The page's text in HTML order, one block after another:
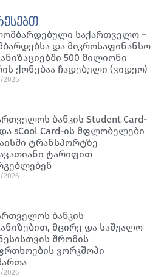
საქართველო –
და მიკროსაფინანსო
500 მილიონი
ქონებაა ჩადებული (ვიდეო)
2026
ბანკის Student Card-
sCool Card-ის მფლობელები
ტრანსპორტზე
ტარიფით
2026
ბანკის
მცირე და საშუალო
შრომის
ვორკშოპი
2026